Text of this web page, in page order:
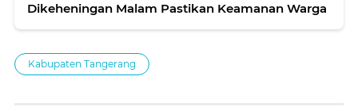
Dikeheningan Malam Pastikan Keamanan Warga
Kabupaten Tangerang